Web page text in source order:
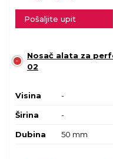
Pošaljite upit
Nosač alata za
02
Visina -
Širina -
Dubina 50 mm